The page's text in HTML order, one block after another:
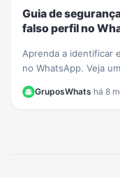
Guia de
falso perfil no
Aprenda a identificar
no WhatsApp. Veja
GruposWhats·há 8